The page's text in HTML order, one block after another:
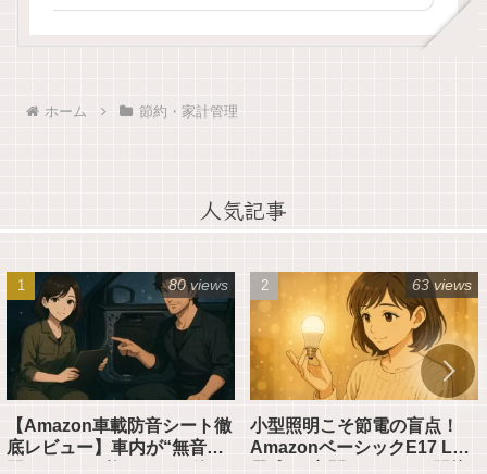
ホーム 節約・家計管理
人気記事
【Amazon車載防音シート徹
底レビュー】車内が“無音空
80 views
小型照明こそ節電の盲点！
AmazonベーシックE17 LED
63 views